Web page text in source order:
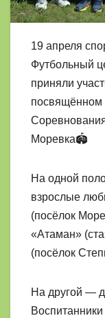
19 апреля
Футбольный
приняли
посвящённом
Моревка🏟️
На одной
взрослые
(посёлок
«Атаман»
(посёлок
На другой —